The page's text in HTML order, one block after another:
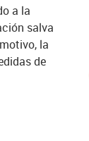
a la
salva
la
de